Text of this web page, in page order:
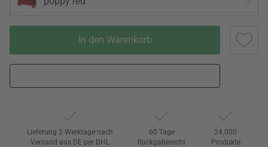
In den Warenkorb
Lieferung 2 Werktage nach
Versand aus DE per DHL
60 Tage
Rückgaberecht
24.000
Produkte